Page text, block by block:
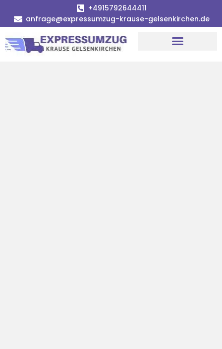
+4915792644411
anfrage@expressumzug-krause-gelsenkirchen.de